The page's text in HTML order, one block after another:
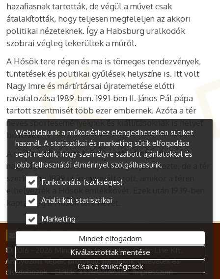
hazafiasnak tartották, de végül a művet csak
átalakították, hogy teljesen megfeleljen az akkori
politikai nézeteknek. Így a Habsburg uralkodók
szobrai végleg lekerültek a műről.
A Hősök tere régen és ma is tömeges rendezvények,
tüntetések és politikai gyűlések helyszíne is. Itt volt
Nagy Imre és mártírtársai újratemetése előtti
ravatalozása 1989-ben. 1991-ben II. János Pál pápa
tartott szentmisét több ezer embernek. Azóta a tér
neves sporteseményeknek és kiállításoknak is helyet
biztosít.
A szobor együttes a Hősök terén a magyarság
nagyságát és ezeréves államiságát jelképezte, de a tér
szerkezete 1929 után megváltozott, amikor a téren
elhelyezték a Hősök emlékkövét. Ezek után 1939-ben
kapta meg a Hősök tere nevet.
© 2016 - 2026 Minden jog fenntartva. Grafic Line Kft.
Aranyozott képek, protokoll ajándékok, oklevelek és
díszdobozok. Elállás a szerződéstől Impresszum
Weboldalunk a működéshez elengedhetetlen sütiket
használ. A statisztikai és marketing sütik elfogadása
segít nekünk, hogy személyre szabott ajánlatokkal és
jobb felhasználói élménnyel szolgálhassunk.
Funkcionális (szükséges)
Analitikai, statisztikai
Marketing
Mindet elfogadom
Kiválasztottak mentése
Csak a szükségesek